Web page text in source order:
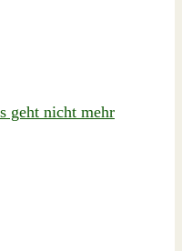
geht nicht mehr